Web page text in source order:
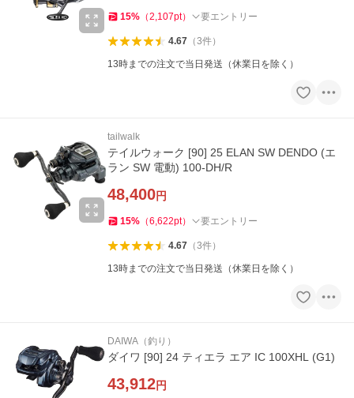
15% （2,107pt） 要エントリー
4.67（3件）
13時までの注文で当日発送（休業日を除く）
tailwalk
テイルウォーク [90] 25 ELAN SW DENDO (エ
ラン SW 電動) 100-DH/R
48,400円
15% （6,622pt） 要エントリー
4.67（3件）
13時までの注文で当日発送（休業日を除く）
DAIWA（釣り）
ダイワ [90] 24 ティエラ エア IC 100XHL (G1)
43,912円